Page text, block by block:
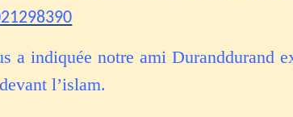
a indiquée notre ami Duranddurand
l’islam.